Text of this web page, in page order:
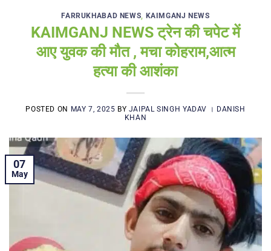
FARRUKHABAD NEWS, KAIMGANJ NEWS
KAIMGANJ NEWS ट्रेन की चपेट में
आए युवक की मौत , मचा कोहराम,आत्म
हत्या की आशंका
POSTED ON MAY 7, 2025 BY JAIPAL SINGH YADAV । DANISH
KHAN
07
May